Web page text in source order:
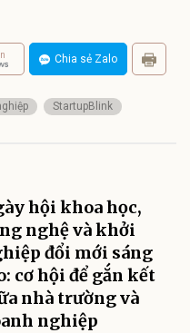
Chia sẻ Zalo
StartupBlink
hội khoa học,
nghệ và khởi
đổi mới sáng
cơ hội để gắn kết
nhà trường và
nghiệp